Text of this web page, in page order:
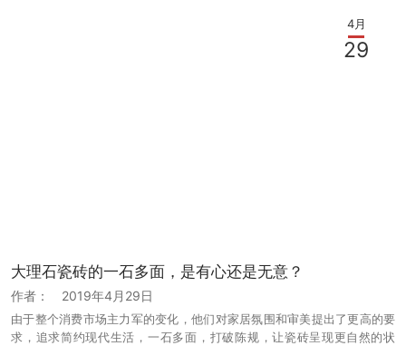
大理石瓷砖的一石多面，是有心还是无意？
作者： 2019年4月29日
由于整个消费市场主力军的变化，他们对家居氛围和审美提出了更高的要
求，追求简约现代生活，一石多面，打破陈规，让瓷砖呈现更自然的状
4月
29